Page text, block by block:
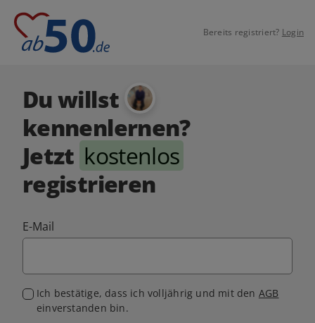
Bereits registriert? Login
Du willst
kennenlernen?
Jetzt kostenlos
registrieren
E-Mail
Ich bestätige, dass ich volljährig und mit den AGB
einverstanden bin.